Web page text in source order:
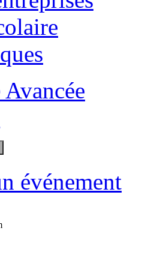
événement